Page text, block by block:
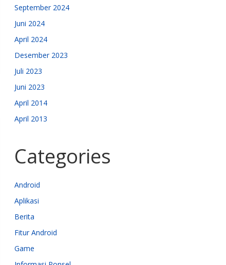
September 2024
Juni 2024
April 2024
Desember 2023
Juli 2023
Juni 2023
April 2014
April 2013
Categories
Android
Aplikasi
Berita
Fitur Android
Game